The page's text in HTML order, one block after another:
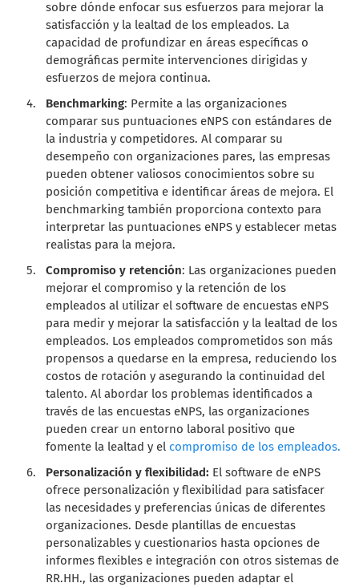
sobre dónde enfocar sus esfuerzos para mejorar la
satisfacción y la lealtad de los empleados. La
capacidad de profundizar en áreas específicas o
demográficas permite intervenciones dirigidas y
esfuerzos de mejora continua.
Benchmarking: Permite a las organizaciones
comparar sus puntuaciones eNPS con estándares de
la industria y competidores. Al comparar su
desempeño con organizaciones pares, las empresas
pueden obtener valiosos conocimientos sobre su
posición competitiva e identificar áreas de mejora. El
benchmarking también proporciona contexto para
interpretar las puntuaciones eNPS y establecer metas
realistas para la mejora.
Compromiso y retención: Las organizaciones pueden
mejorar el compromiso y la retención de los
empleados al utilizar el software de encuestas eNPS
para medir y mejorar la satisfacción y la lealtad de los
empleados. Los empleados comprometidos son más
propensos a quedarse en la empresa, reduciendo los
costos de rotación y asegurando la continuidad del
talento. Al abordar los problemas identificados a
través de las encuestas eNPS, las organizaciones
pueden crear un entorno laboral positivo que
fomente la lealtad y el compromiso de los empleados.
Personalización y flexibilidad: El software de eNPS
ofrece personalización y flexibilidad para satisfacer
las necesidades y preferencias únicas de diferentes
organizaciones. Desde plantillas de encuestas
personalizables y cuestionarios hasta opciones de
informes flexibles e integración con otros sistemas de
RR.HH., las organizaciones pueden adaptar el